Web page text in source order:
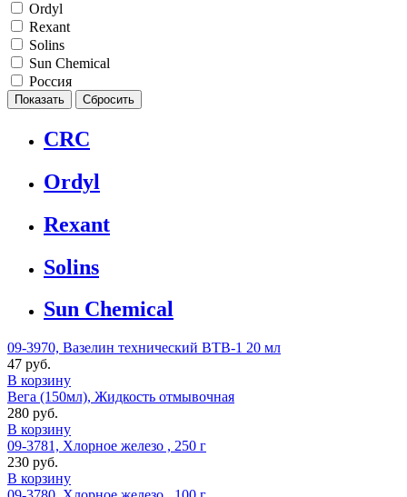
Ordyl
Rexant
Solins
Sun Chemical
Россия
CRC
Ordyl
Rexant
Solins
Sun Chemical
09-3970, Вазелин технический ВТВ-1 20 мл
47 руб.
В корзину
Вега (150мл), Жидкость отмывочная
280 руб.
В корзину
09-3781, Хлорное железо , 250 г
230 руб.
В корзину